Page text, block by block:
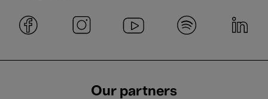
Our partners